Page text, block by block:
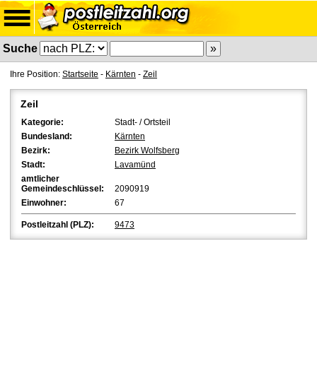
Suche
Ihre Position: Startseite - Kärnten - Zeil
Zeil
Kategorie:
Stadt- / Ortsteil
Bundesland:
Kärnten
Bezirk:
Bezirk Wolfsberg
Stadt:
Lavamünd
amtlicher
Gemeindeschlüssel:
2090919
Einwohner:
67
Postleitzahl (PLZ): 9473